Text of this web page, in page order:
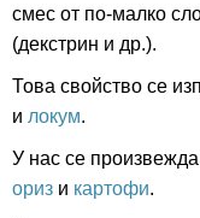
смес от по-малко
(декстрин и др.).
Това свойство се
и локум.
У нас се
ориз и картофи.